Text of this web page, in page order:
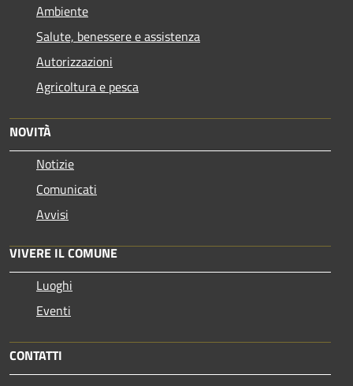
Ambiente
Salute, benessere e assistenza
Autorizzazioni
Agricoltura e pesca
NOVITÀ
Notizie
Comunicati
Avvisi
VIVERE IL COMUNE
Luoghi
Eventi
CONTATTI